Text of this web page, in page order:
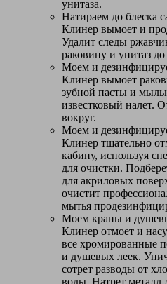
унитаза.
Натираем до блеска
Клинер вымоет и
Удалит следы
раковину и унитаз до
Моем и
Клинер вымоет
зубной пасты и
известковый налет.
вокруг.
Моем и
Клинер тщательно
кабину, используя
для очистки.
для акриловых
очистит
мытья
Моем краны и
Клинер отмоет и
все хромированные
и душевых леек.
сотрет разводы от
воды. Натрет металл